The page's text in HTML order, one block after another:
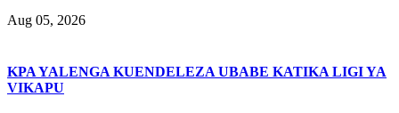
Aug 05, 2026
KPA YALENGA KUENDELEZA UBABE KATIKA LIGI YA
VIKAPU